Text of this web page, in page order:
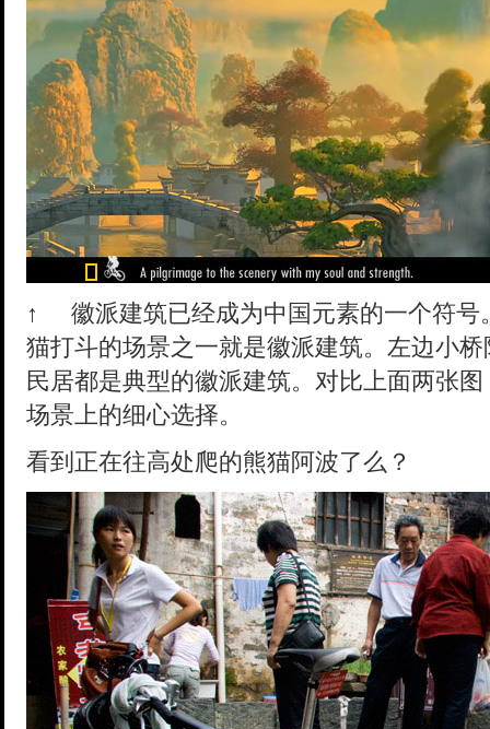
↑
徽派建筑已经成为中国元素的一个符
猫打斗的场景之一就是徽派建筑。左边小
民居都是典型的徽派建筑。对比上面两张
场景上的细心选择。
看到正在往高处爬的熊猫阿波了么？